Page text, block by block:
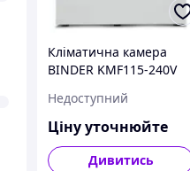
Кліматична камера
BINDER KMF115-240V
Недоступний
Ціну уточнюйте
Дивитись